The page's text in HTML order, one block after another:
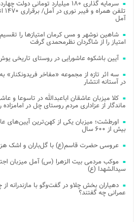
سرمایه گذاری ۱۸۰ میلیارد تومانی
آمل
شاهین نوشهر و مس کرمان امتیازها را
امتیاز را از شاگردان نظرمحمدی گرفت
آیین باشکوه عاشورایی در روستای تاریخی
سه اثر تازه از مجموعه «مفاخر فریدونکنار»
در آستانه انتشار
کلا میزبان عاشقان اباعبدالله در تاسوعا و
ماندگار از عزاداری مردم روستای چل در امامزاده
اورطشت؛ میزبان یکی از کهن‌ترین آیین‌های
بیش از ۶۰۰ سال
عروسی حضرت قاسم(ع) با گل‌باران و اشک
موکب مردمی بیت‌ الزهرا (س) آمل میزبان
سیدالشهدا (ع)
دهیاران بخش چلاو در گفت‌وگو با مازندرانه
عمرانی چه گفتند؟